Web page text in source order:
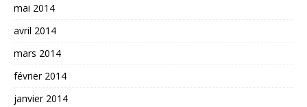
mai 2014
avril 2014
mars 2014
février 2014
janvier 2014